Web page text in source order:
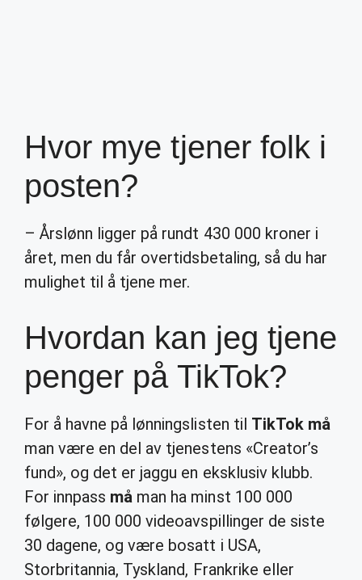
Hvor mye tjener folk i
posten?
– Årslønn ligger på rundt 430 000 kroner i
året, men du får overtidsbetaling, så du har
mulighet til å tjene mer.
Hvordan kan jeg tjene
penger på TikTok?
For å havne på lønningslisten til TikTok må
man være en del av tjenestens «Creator’s
fund», og det er jaggu en eksklusiv klubb.
For innpass må man ha minst 100 000
følgere, 100 000 videoavspillinger de siste
30 dagene, og være bosatt i USA,
Storbritannia, Tyskland, Frankrike eller